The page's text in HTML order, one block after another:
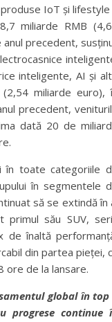
IoT și lifestyle
miliarde RMB
precedent,
inteligente, AI și
miliarde euro),
precedent,
dată 20 de
în toate categoriile
în segmentele
să se extindă în
primul său SUV,
de înaltă
din partea pieței,
ore de la lansare.
global în top
progrese continue